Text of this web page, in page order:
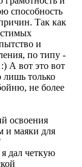
способность
Так как
и
по типу -
А вот это вот
лишь только
не более
освоения
и маяки для
дал четкую